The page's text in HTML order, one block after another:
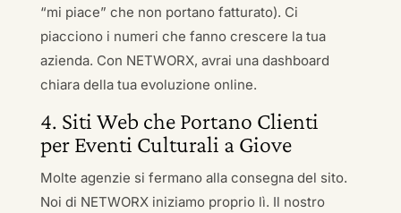
“mi piace” che non portano fatturato). Ci
piacciono i numeri che fanno crescere la tua
azienda. Con NETWORX, avrai una dashboard
chiara della tua evoluzione online.
4. Siti Web che Portano Clienti
per Eventi Culturali a Giove
Molte agenzie si fermano alla consegna del sito.
Noi di NETWORX iniziamo proprio lì. Il nostro